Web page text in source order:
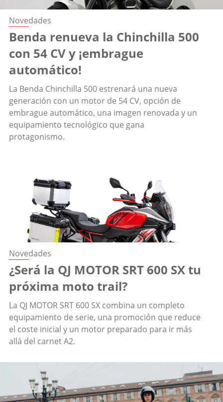
Novedades
Benda renueva la Chinchilla 500
con 54 CV y ¡embrague
automático!
La Benda Chinchilla 500 estrenará una nueva
generación con un motor de 54 CV, opción de
embrague automático, una imagen renovada y un
equipamiento tecnológico que gana
protagonismo.
Novedades
¿Será la QJ MOTOR SRT 600 SX tu
próxima moto trail?
La QJ MOTOR SRT 600 SX combina un completo
equipamiento de serie, una promoción que reduce
el coste inicial y un motor preparado para ir más
allá del carnet A2.